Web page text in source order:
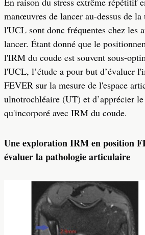
manœuvres de lancer au-dessus de la
l'UCL sont donc fréquentes chez les
lancer. Étant donné que le
l'IRM du coude est souvent sous-
l'UCL, l’étude a pour but d’évaluer
FEVER sur la mesure de l'espace
ulnotrochléaire (UT) et d’apprécier
qu'incorporé avec IRM du coude.
Une exploration IRM en position
évaluer la pathologie articulaire